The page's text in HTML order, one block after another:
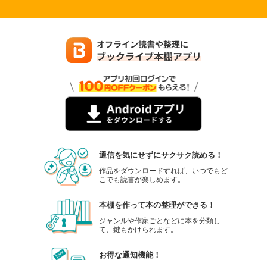
通信を気にせずにサクサク読める！
作品をダウンロードすれば、いつでもど
こでも読書が楽しめます。
本棚を作って本の整理ができる！
ジャンルや作家ごとなどに本を分類し
て、鍵もかけられます。
お得な通知機能！